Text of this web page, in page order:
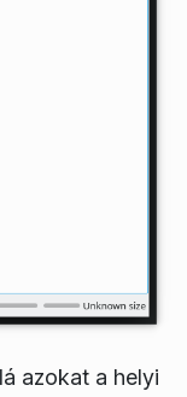
azokat a helyi